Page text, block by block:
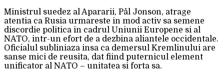
Ministrul suedez al Apararii, Pål Jonson, atrage
atentia ca Rusia urmareste in mod activ sa semene
discordie politica in cadrul Uniunii Europene si al
NATO, intr-un efort de a dezbina aliantele occidentale.
Oficialul subliniaza insa ca demersul Kremlinului are
sanse mici de reusita, dat fiind puternicul element
unificator al NATO – unitatea si forta sa.